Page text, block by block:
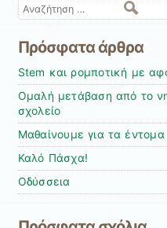
Αναζήτηση
Πρόσφατα άρθρα
Stem και ρομποτική με
Ομαλή μετάβαση από το
σχολείο
Μαθαίνουμε για τα έντομα
Καλό Πάσχα!
Οδύσσεια